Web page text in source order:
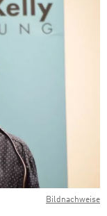
Bildnachweise